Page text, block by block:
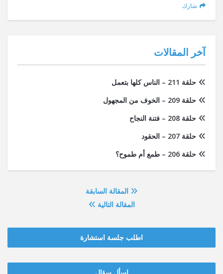
شارك
آخر المقالات
حلقة 211 – الناس كلها بتعمل
حلقة 209 – الخوف من المجهول
حلقة 208 – فتنة النجاح
حلقة 207 – الحقود
حلقة 206 – طمع أم طموح؟
المقالة السابقة
المقالة التالية
اطلب جلسة استشارة